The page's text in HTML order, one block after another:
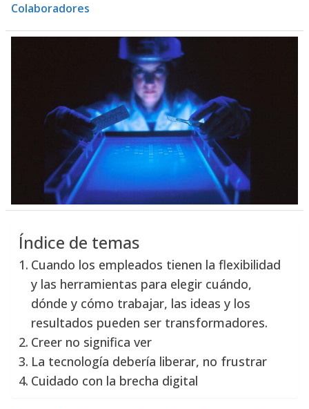
Colaboradores
Índice de temas
Cuando los empleados tienen la flexibilidad
y las herramientas para elegir cuándo,
dónde y cómo trabajar, las ideas y los
resultados pueden ser transformadores.
Creer no significa ver
La tecnología debería liberar, no frustrar
Cuidado con la brecha digital